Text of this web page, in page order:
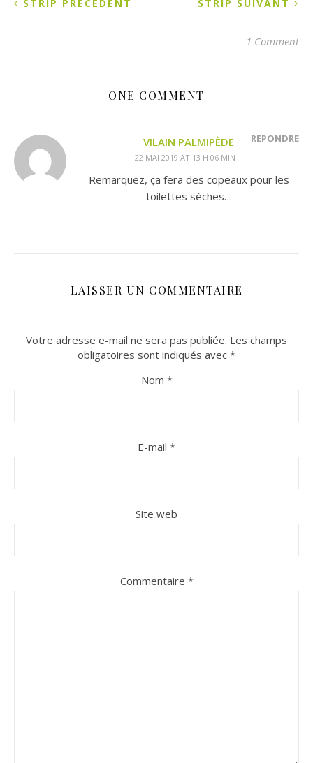
STRIP SUIVANT
STRIP PRÉCÉDENT
1 Comment
ONE COMMENT
VILAIN PALMIPÈDE
22 MAI 2019 AT 13 H 06 MIN
RÉPONDRE
Remarquez, ça fera des copeaux pour les
toilettes sèches…
LAISSER UN COMMENTAIRE
Votre adresse e-mail ne sera pas publiée. Les champs
obligatoires sont indiqués avec *
Nom *
E-mail *
Site web
Commentaire *